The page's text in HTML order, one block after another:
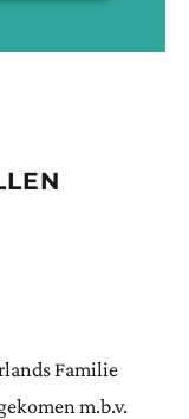
Familie
m.b.v.